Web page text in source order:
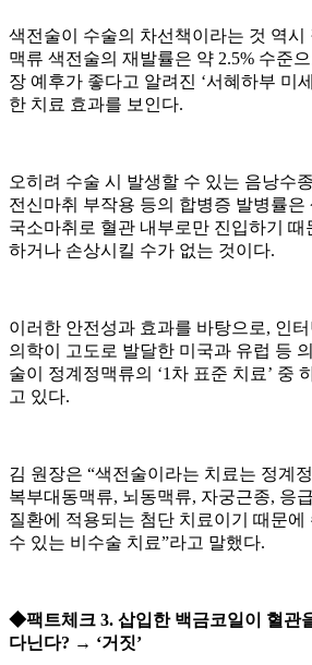
색전술이 수술의 차선책이라는 것 역시
맥류 색전술의 재발률은 약 2.5% 수준
장 예후가 좋다고 알려진 ‘서혜하부 미
한 치료 효과를 보인다.
오히려 수술 시 발생할 수 있는 음낭수
전신마취 부작용 등의 합병증 발병률은
국소마취로 혈관 내부로만 진입하기
하거나 손상시킬 수가 없는 것이다.
이러한 안전성과 효과를 바탕으로, 인
의학이 고도로 발달한 미국과 유럽 등
술이 정계정맥류의 ‘1차 표준 치료’ 중
고 있다.
김 원장은 “색전술이라는 치료는 정계
복부대동맥류, 뇌동맥류, 자궁근종, 응
질환에 적용되는 첨단 치료이기 때문
수 있는 비수술 치료”라고 말했다.
◆팩트체크 3. 삽입한 백금코일이 혈관
다닌다? → ‘거짓’